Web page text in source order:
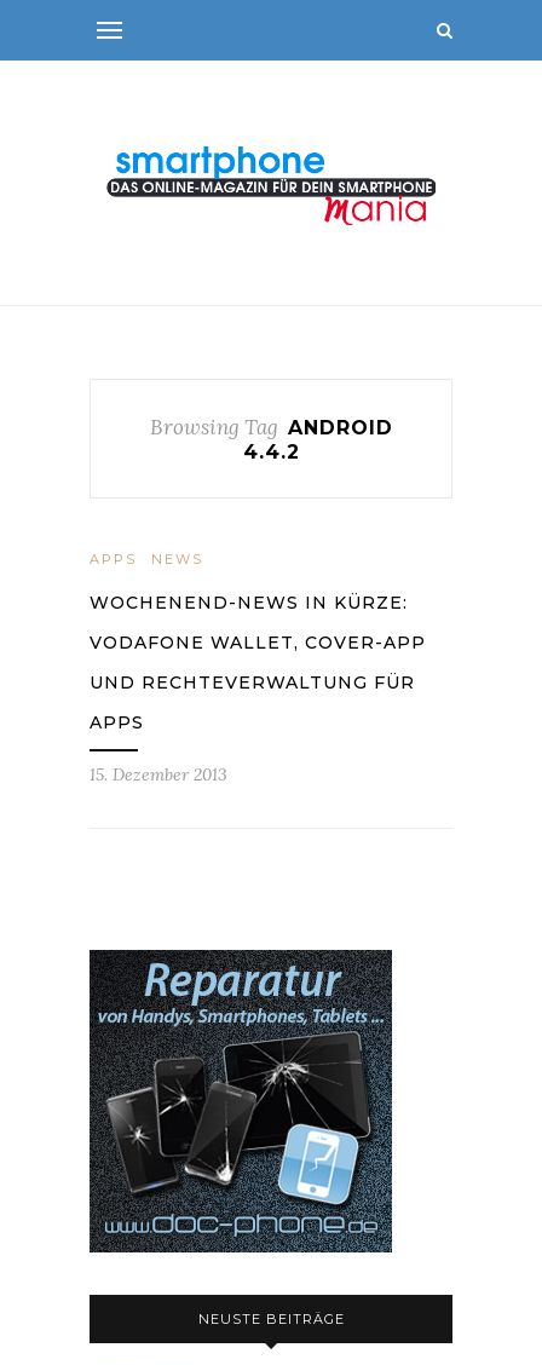
Browsing Tag ANDROID
4.4.2
APPS NEWS
WOCHENEND-NEWS IN KÜRZE:
VODAFONE WALLET, COVER-APP
UND RECHTEVERWALTUNG FÜR
APPS
15. Dezember 2013
NEUSTE BEITRÄGE